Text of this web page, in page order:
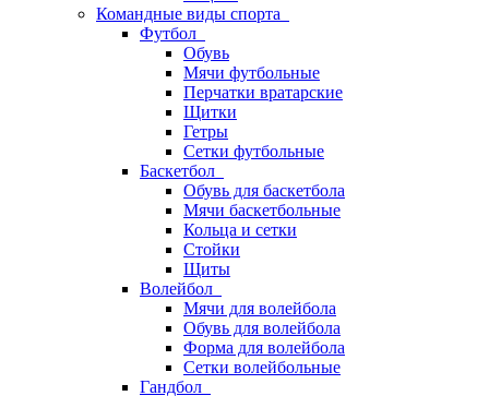
Командные виды спорта
Футбол
Обувь
Мячи футбольные
Перчатки вратарские
Щитки
Гетры
Сетки футбольные
Баскетбол
Обувь для баскетбола
Мячи баскетбольные
Кольца и сетки
Стойки
Щиты
Волейбол
Мячи для волейбола
Обувь для волейбола
Форма для волейбола
Сетки волейбольные
Гандбол